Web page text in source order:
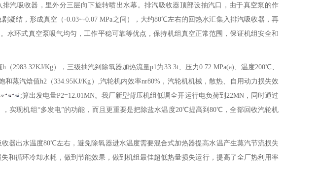
排汽吸收器，里外分三层向下旋转喷出水幕。排汽吸收器顶部设抽汽口，由于真空泵的作
凝结，形成真空（-0.03~-0.07 MPa之间），大约80℃左右的回热水汇集入排汽吸收器，再
水环式真空泵吸气均匀，工作平稳可靠等优点，保持机组真空正常范围，保证机组安全和
h （ 2983.32KJ/Kg），三级抽汽到除氧器加热流量p1 为33.3t、压力0.72 MPa(a) 、温度200℃、
和蒸汽焓值h2 （334.95KJ/Kg ） 汽轮机内效率nr80% ，汽轮机机械，散热、自用动力损失效
;算出发电量P2=12.01MN。我厂新型背压机组低调全开运行电负荷到 22MN，同时通过
实现机组“多发电”的功能，而且更重要是把除盐水温度20℃提高到80℃，全部回收汽轮机
器出水温度80℃左右，避免除氧器进水温度需要混合式加热器提高水温产生蒸汽节流损失
和循环冷却水耗，做到节能效果，做到机组最佳超低热量损失运行， 提高了全厂热利用率